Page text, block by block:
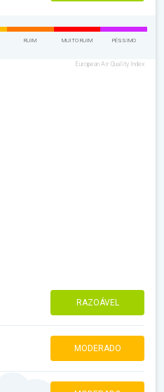
RUIM MUITO RUIM PÉSSIMO
European Air Quality Index
RAZOÁVEL
MODERADO